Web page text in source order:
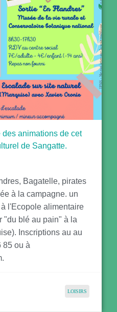
des animations de cet
de Sangatte.
Bagatelle, pirates
à la campagne. un
l'Ecopole alimentaire
"du blé au pain" à la
Inscriptions au au
85 ou à
LOISIRS